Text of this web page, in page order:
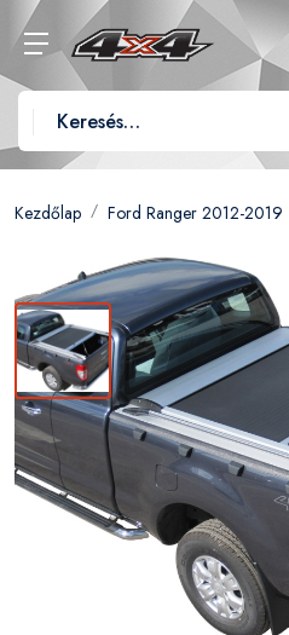
Kezdőlap Ford Ranger 2012-2019